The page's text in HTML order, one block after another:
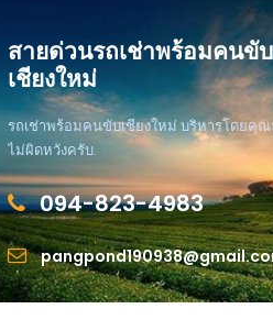
สายด่วนรถเช่าพร้อมคนขับ
เชียงใหม่
รถเช่าพร้อมคนขับเชียงใหม่ บริหารโดยคุ
ไม่ผิดหวังครับ.
094-823-4983